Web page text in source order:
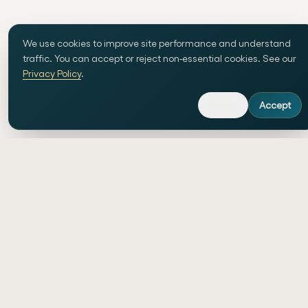
We use cookies to improve site performance and understand
traffic. You can accept or reject non-essential cookies. See our
Privacy Policy.
Accept